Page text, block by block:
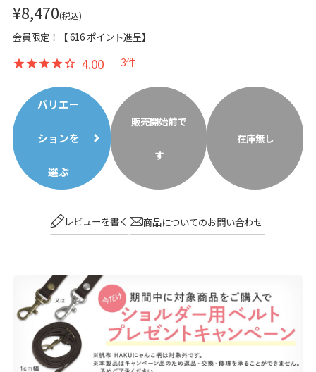
¥8,470 税込
会員限定！【616 ポイント進呈】
4.00 3
バリエー
ションを
選ぶ
販売開始前で
す
在庫無し
レビューを書く 商品についてのお問い合わせ